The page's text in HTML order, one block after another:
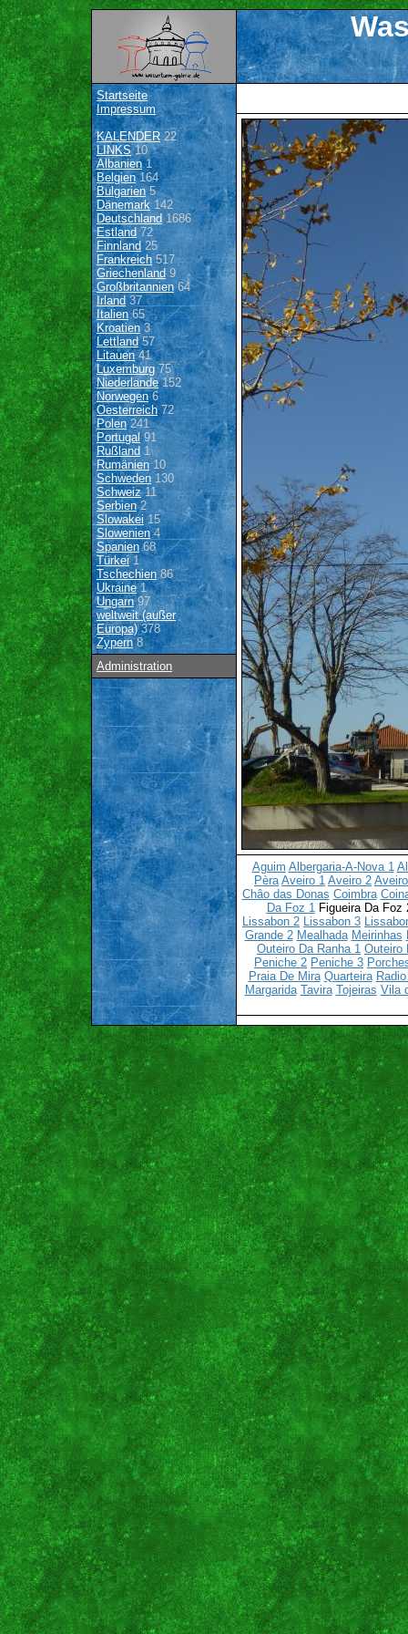
Startseite
Impressum
KALENDER22
LINKS10
Albanien1
Belgien164
Bulgarien 5
Dänemark142
Deutschland 1686
Estland 72
Finnland 25
Frankreich517
Griechenland9
Großbritannien64
Irland 37
Italien65
Kroatien3
Lettland57
Litauen41
Luxemburg 75
Niederlande152
Norwegen6
Oesterreich72
Polen 241
Portugal91
Rußland 1
Rumänien10
Schweden 130
Schweiz11
Serbien2
Slowakei15
Slowenien4
Spanien68
Türkei1
Tschechien 86
Ukraine1
Ungarn97
weltweit (außer
Europa)378
Zypern8
Administration
Aguim Albergaria-A-Nova 1
Pèra Aveiro 1 Aveiro 2
Châo das Donas Coimbra
Da Foz 1Figueira Da Foz
Lissabon 2 Lissabon 3
Grande 2 Mealhada Meirinhas
Outeiro Da Ranha 1 Outeiro
Peniche 2 Peniche 3
Praia De Mira Quarteira
Margarida Tavira Tojeiras Vila